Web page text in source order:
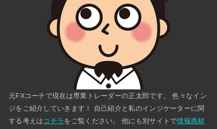
元FXコーチで現在は専業トレーダーの正太郎です。 色々なイン
ジをご紹介していきます！ 自己紹介と私のインジケーターに関
する考えはコチラをご覧ください。 他にも別サイトで情報商材